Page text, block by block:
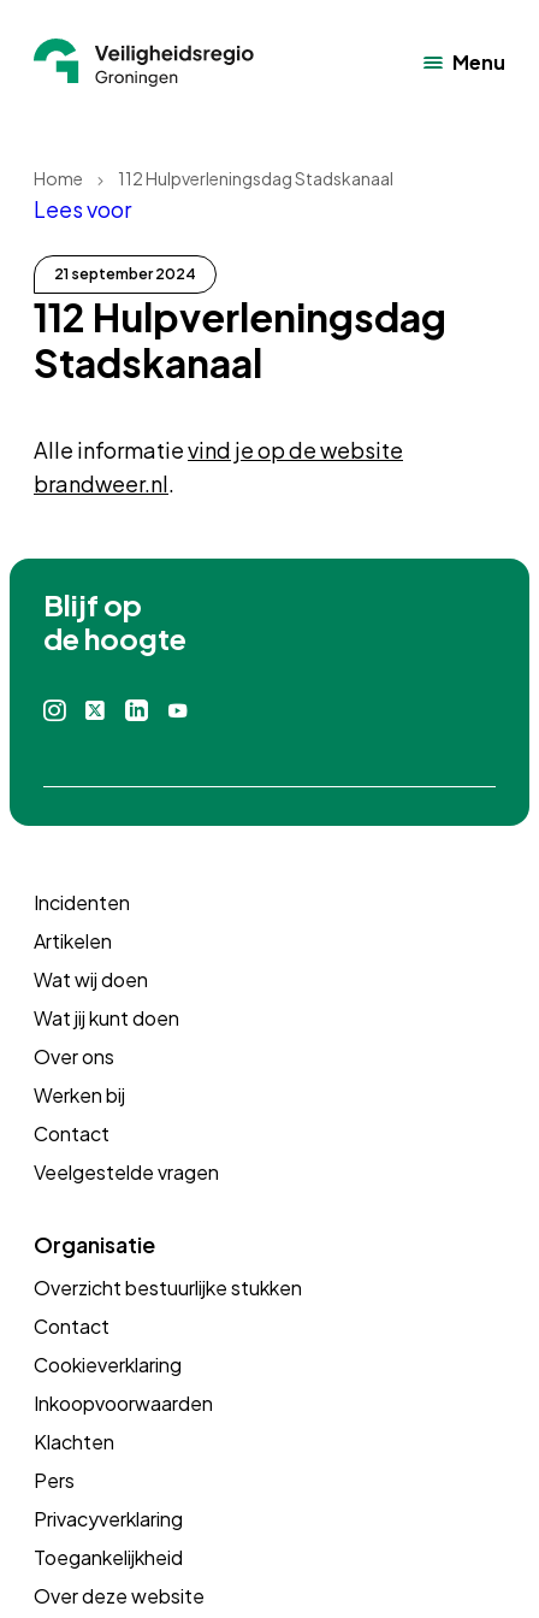
Menu
Home 112 Hulpverleningsdag Stadskanaal
Lees voor
21 september 2024
112 Hulpverleningsdag
Stadskanaal
Alle informatievind je op de website
brandweer.nl.
Blijf op
de hoogte
InstagramLinkedin
Incidenten
Artikelen
Wat wij doen
Wat jij kunt doen
Over ons
Werken bij
Contact
Veelgestelde vragen
Organisatie
Overzicht bestuurlijke stukken
Contact
Cookieverklaring
Inkoopvoorwaarden
Klachten
Pers
Privacyverklaring
Toegankelijkheid
Over deze website